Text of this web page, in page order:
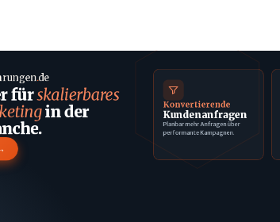
.de
fürskalierbares
in der
Konvertierende
Kundenanfragen
Planbar mehr Anfragen über
performante Kampagnen.